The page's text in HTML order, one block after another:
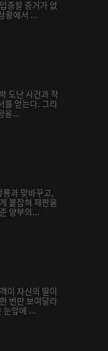
증할 증거가 없
황에서 ...
도난 사건과 작
를 얻는다. 그리
을...
룡과 맞바꾸고,
붙잡혀 재판을
양부의...
이 자신의 딸이
번만 보여달라
눈앞에 ...